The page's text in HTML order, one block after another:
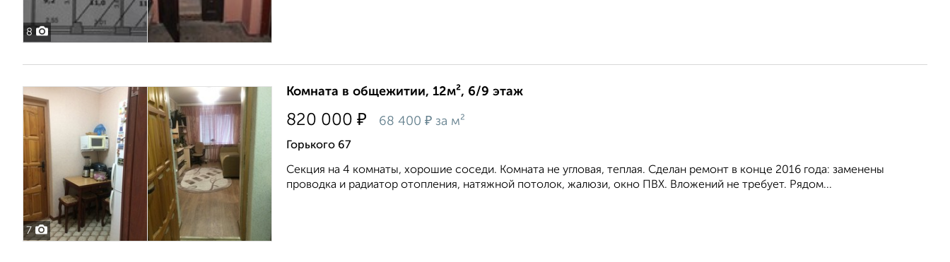
8
7
Комната в общежитии, 12м², 6/9 этаж
820 000 ₽ 68 400 ₽ за м²
Горького 67
Секция на 4 комнаты, хорошие соседи. Комната не угловая, теплая. Сделан ремонт в конце 2016 года: заменены
проводка и радиатор отопления, натяжной потолок, жалюзи, окно ПВХ. Вложений не требует. Рядом...